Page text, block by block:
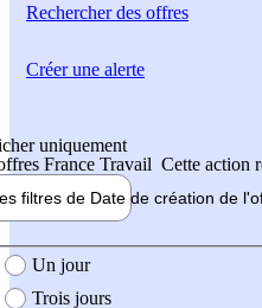
Rechercherdes offres
uniquement
France Travail Cette action
filtres de Date de création de
création de l'offre
Un jour
Trois jours
Créer une alerte